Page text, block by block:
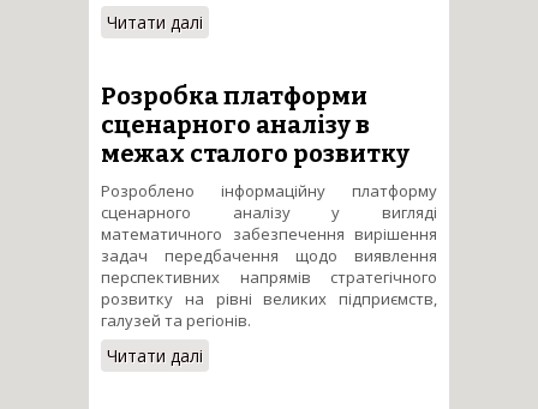
Читати далі
пробійних електричних полях
Розробка платформи
сценарного аналізу в
межах сталого розвитку
Розроблено інформаційну платформу
сценарного аналізу у вигляді
математичного забезпечення вирішення
задач передбачення щодо виявлення
перспективних напрямів стратегічного
розвитку на рівні великих підприємств,
галузей та регіонів.
Читати далі
сценарного аналізу в межах